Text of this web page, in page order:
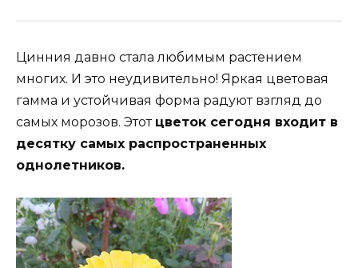
Цинния давно стала любимым растением
многих. И это неудивительно! Яркая цветовая
гамма и устойчивая форма радуют взгляд до
самых морозов. Этот цветок сегодня входит в
десятку самых распространенных
однолетников.